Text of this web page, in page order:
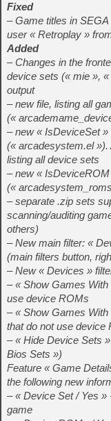
Fixed
– Game titles in
user « Retroplay »
Added
– Changes in the
device sets (« mie »,
output
– new file, listing all
(«
– new « IsDeviceSet
(« arcadesystem.el
listing all device sets
– new «
(«
– separate .zip sets
scanning/auditing
others)
– New main filter: «
(main filters button,
– New « Devices »
– « Show Games
use device ROMs
– « Show Games
that do not use device
– « Hide Device Sets
Bios Sets »)
Feature « Game
the following new
– « Device Set / Yes »
game